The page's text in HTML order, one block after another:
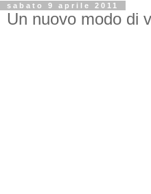
sabato 9 aprile 2011
Un nuovo modo di